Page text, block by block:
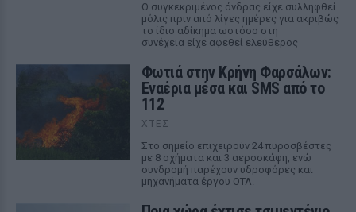
Ο συγκεκριμένος άνδρας είχε συλληφθεί
μόλις πριν από λίγες ημέρες για ακριβώς
το ίδιο αδίκημα ωστόσο στη
συνέχεια είχε αφεθεί ελεύθερος
Φωτιά στην Κρήνη Φαρσάλων:
Εναέρια μέσα και SMS από το
112
ΧΤΕΣ
Στο σημείο επιχειρούν 24 πυροσβέστες
με 8 οχήματα και 3 αεροσκάφη, ενώ
συνδρομή παρέχουν υδροφόρες και
μηχανήματα έργου ΟΤΑ.